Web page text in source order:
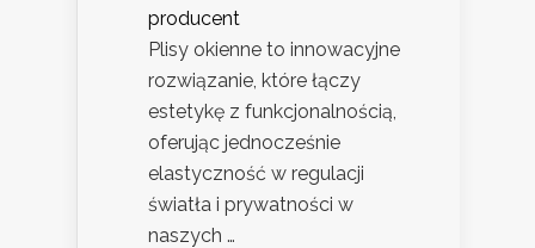
producent
Plisy okienne to innowacyjne
rozwiązanie, które łączy
estetykę z funkcjonalnością,
oferując jednocześnie
elastyczność w regulacji
światła i prywatności w
naszych …